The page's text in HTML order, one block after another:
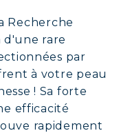
Recherche
d'une rare
par
à votre peau
! Sa forte
efficacité
rapidement